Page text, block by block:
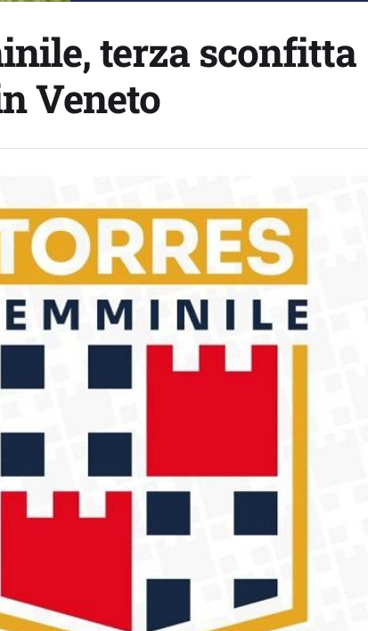
terza sconfitta
Veneto